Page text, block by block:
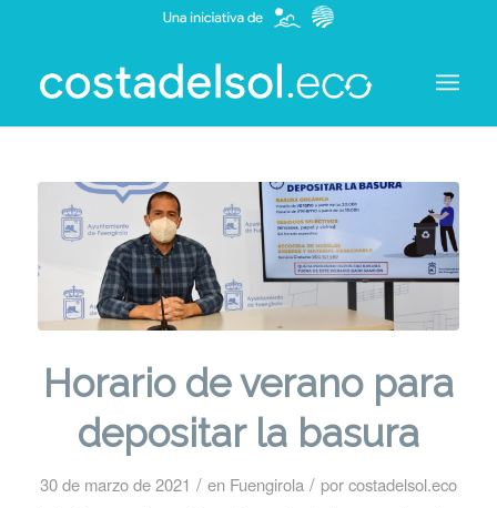
Horario de verano para
depositar la basura
30 de marzo de 2021 / en Fuengirola / porcostadelsol.eco